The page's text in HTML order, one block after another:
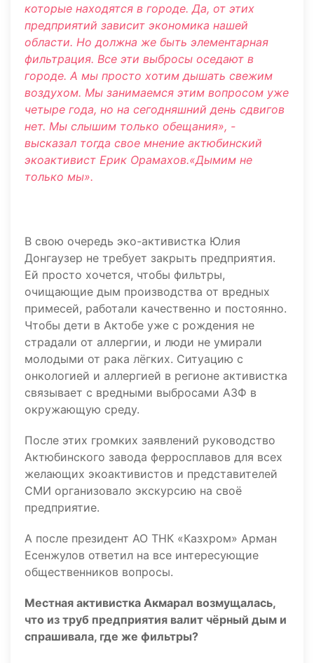
которые находятся в городе. Да, от этих
предприятий зависит экономика нашей
области. Но должна же быть элементарная
фильтрация. Все эти выбросы оседают в
городе. А мы просто хотим дышать свежим
воздухом. Мы занимаемся этим вопросом уже
четыре года, но на сегодняшний день сдвигов
нет. Мы слышим только обещания», -
высказал тогда свое мнение актюбинский
экоактивист Ерик Орамахов.«Дымим не
только мы».
В свою очередь эко-активистка Юлия
Донгаузер не требует закрыть предприятия.
Ей просто хочется, чтобы фильтры,
очищающие дым производства от вредных
примесей, работали качественно и постоянно.
Чтобы дети в Актобе уже с рождения не
страдали от аллергии, и люди не умирали
молодыми от рака лёгких. Ситуацию с
онкологией и аллергией в регионе активистка
связывает с вредными выбросами АЗФ в
окружающую среду.
После этих громких заявлений руководство
Актюбинского завода ферросплавов для всех
желающих экоактивистов и представителей
СМИ организовало экскурсию на своё
предприятие.
А после президент АО ТНК «Казхром» Арман
Есенжулов ответил на все интересующие
общественников вопросы.
Местная активистка Акмарал возмущалась,
что из труб предприятия валит чёрный дым и
спрашивала, где же фильтры?